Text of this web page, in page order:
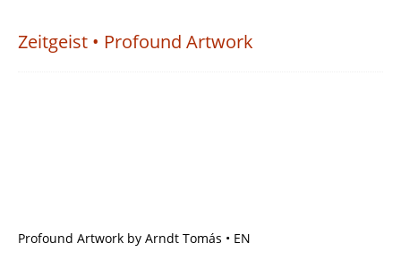
Zeitgeist • Profound Artwork
Profound Artwork by Arndt Tomás • EN